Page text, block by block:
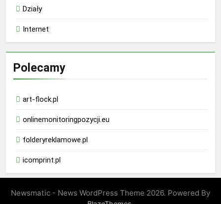
Działy
Internet
Polecamy
art-flock.pl
onlinemonitoringpozycji.eu
folderyreklamowe.pl
icomprint.pl
Newsmatic - News WordPress Theme 2026. Powered By